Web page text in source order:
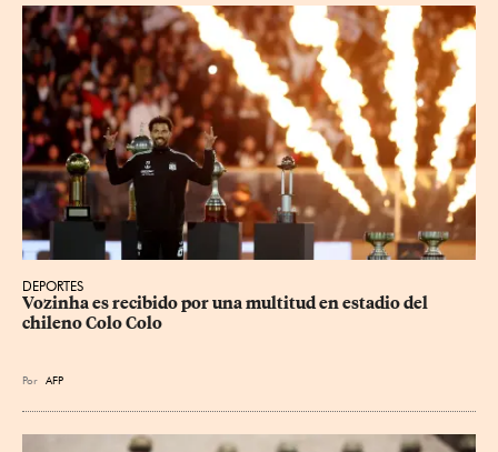
DEPORTES
Vozinha es recibido por una multitud en estadio del
chileno Colo Colo
Por AFP